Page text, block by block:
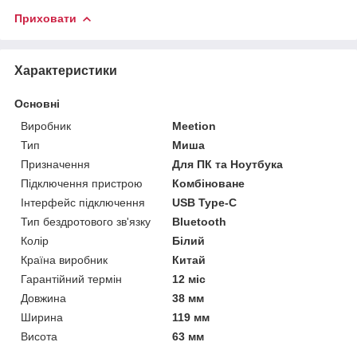
Приховати
Характеристики
Основні
Виробник
Meetion
Тип
Миша
Призначення
Для ПК та Ноутбука
Підключення пристрою
Комбіноване
Інтерфейс підключення
USB Type-C
Тип бездротового зв'язку
Bluetooth
Колір
Білий
Країна виробник
Китай
Гарантійний термін
12 міс
Довжина
38 мм
Ширина
119 мм
Висота
63 мм